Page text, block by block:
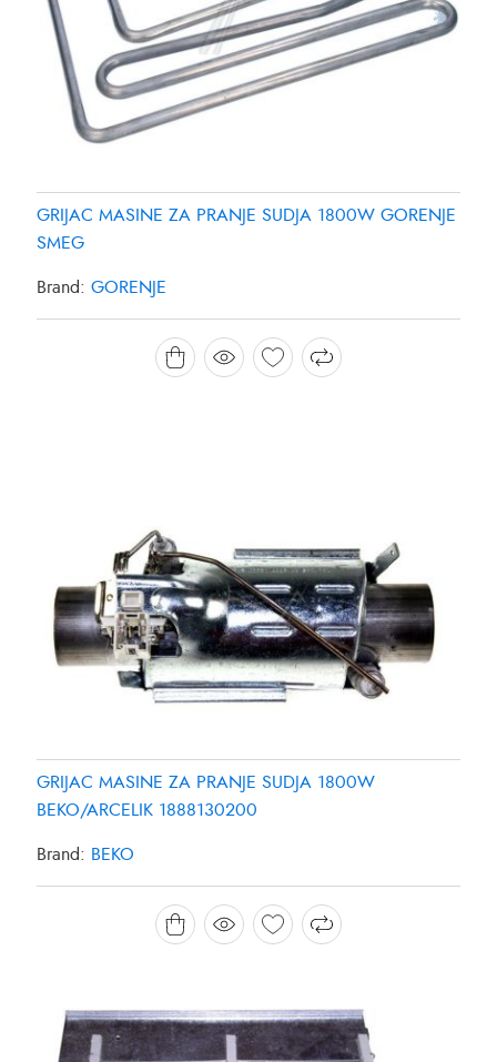
GRIJAC MASINE ZA PRANJE SUDJA 1800W GORENJE
SMEG
Brand: GORENJE
GRIJAC MASINE ZA PRANJE SUDJA 1800W
BEKO/ARCELIK 1888130200
Brand: BEKO